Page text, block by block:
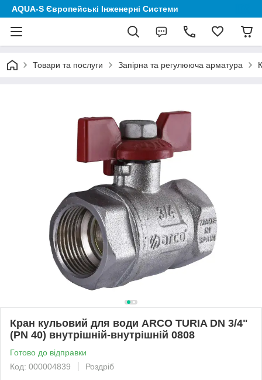
AQUA-S Європейські Інженерні Системи
Товари та послуги Запірна та регулююча арматура
Кран кульовий для води ARCO TURIA DN 3/4"
(PN 40) внутрішній-внутрішній 0808
Готово до відправки
Код: 000004839
Роздріб